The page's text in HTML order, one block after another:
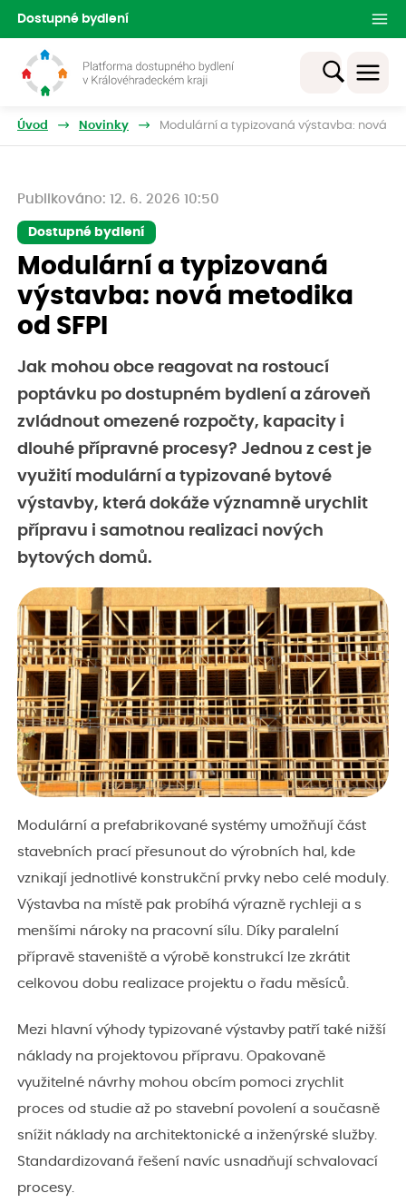
Dostupné bydlení
Úvod Novinky Modulární a typizovaná výstavba: nová
Publikováno: 12. 6. 2026 10:50
Dostupné bydlení
Modulární a typizovaná
výstavba: nová metodika
od SFPI
Jak mohou obce reagovat na rostoucí
poptávku po dostupném bydlení a zároveň
zvládnout omezené rozpočty, kapacity i
dlouhé přípravné procesy? Jednou z cest je
využití modulární a typizované bytové
výstavby, která dokáže významně urychlit
přípravu i samotnou realizaci nových
bytových domů.
Modulární a prefabrikované systémy umožňují část
stavebních prací přesunout do výrobních hal, kde
vznikají jednotlivé konstrukční prvky nebo celé moduly.
Výstavba na místě pak probíhá výrazně rychleji a s
menšími nároky na pracovní sílu. Díky paralelní
přípravě staveniště a výrobě konstrukcí lze zkrátit
celkovou dobu realizace projektu o řadu měsíců.
Mezi hlavní výhody typizované výstavby patří také nižší
náklady na projektovou přípravu. Opakovaně
využitelné návrhy mohou obcím pomoci zrychlit
proces od studie až po stavební povolení a současně
snížit náklady na architektonické a inženýrské služby.
Standardizovaná řešení navíc usnadňují schvalovací
procesy.